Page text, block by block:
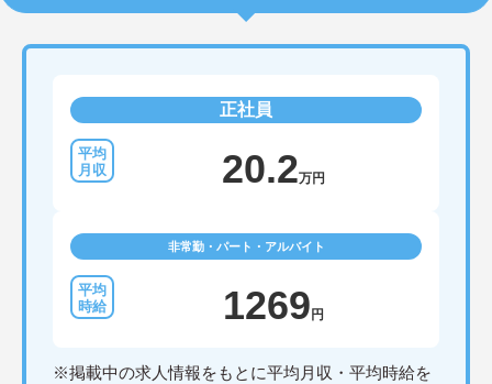
正社員
20.2万円
非常勤・パート・アルバイト
1269 円
※掲載中の求人情報をもとに平均月収・平均時給を